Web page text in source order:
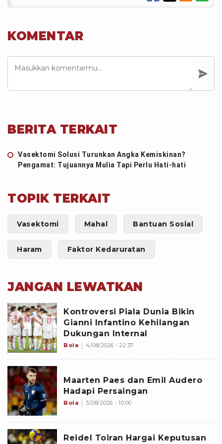
KOMENTAR
BERITA TERKAIT
Vasektomi Solusi Turunkan Angka Kemiskinan?
Pengamat: Tujuannya Mulia Tapi Perlu Hati-hati
TOPIK TERKAIT
Vasektomi Mahal Bantuan Sosial
Haram Faktor Kedaruratan
JANGAN LEWATKAN
Kontroversi Piala Dunia Bikin
Gianni Infantino Kehilangan
Dukungan Internal
Bola 4/08/2026 - 22:37
Maarten Paes dan Emil Audero
Hadapi Persaingan
Bola 3/08/2026 - 10:00
Reidel Toiran Hargai Keputusan